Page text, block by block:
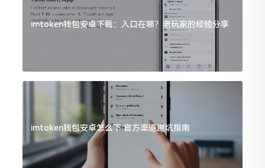
imtoken钱包安卓下载：入口在哪？老玩家的经验分享
imtoken钱包安卓怎么下 官方渠道避坑指南